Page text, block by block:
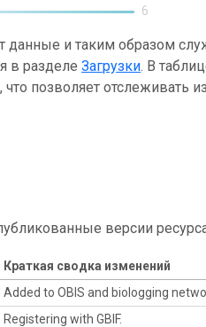
6
данные и таким образом
в разделеЗагрузки. В
позволяет отслеживать
версии
Краткая сводка изменений
Added to OBIS and biologging
Registering with GBIF.